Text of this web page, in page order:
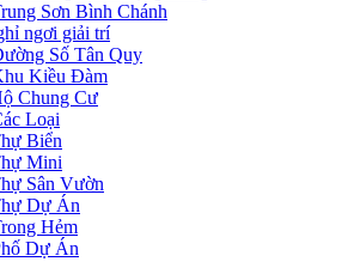
Sơn Bình Chánh
ngơi giải trí
Số Tân Quy
Kiều Đàm
Chung Cư
Loại
Biển
Mini
Sân Vườn
Dự Án
Hẻm
Dự Án